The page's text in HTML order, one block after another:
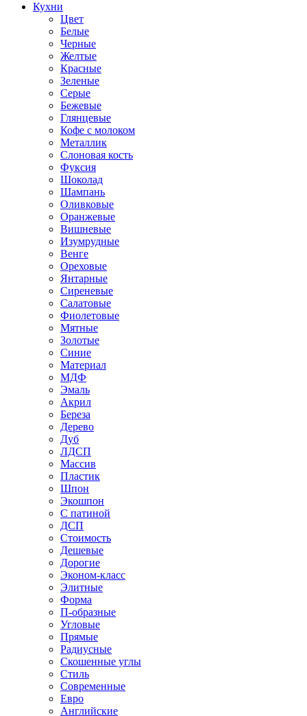
Кухни
Цвет
Белые
Черные
Желтые
Красные
Зеленые
Серые
Бежевые
Глянцевые
Кофе с молоком
Металлик
Слоновая кость
Фуксия
Шоколад
Шампань
Оливковые
Оранжевые
Вишневые
Изумрудные
Венге
Ореховые
Янтарные
Сиреневые
Салатовые
Фиолетовые
Мятные
Золотые
Синие
Материал
МДФ
Эмаль
Акрил
Береза
Дерево
Дуб
ЛДСП
Массив
Пластик
Шпон
Экошпон
С патиной
ДСП
Стоимость
Дешевые
Дорогие
Эконом-класс
Элитные
Форма
П-образные
Угловые
Прямые
Радиусные
Скошенные углы
Стиль
Современные
Евро
Английские